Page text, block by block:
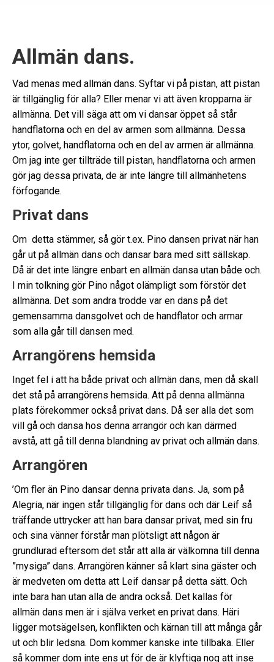
Allmän dans.
Vad menas med allmän dans. Syftar vi på pistan, att pistan
är tillgänglig för alla? Eller menar vi att även kropparna är
allmänna. Det vill säga att om vi dansar öppet så står
handflatorna och en del av armen som allmänna. Dessa
ytor, golvet, handflatorna och en del av armen är allmänna.
Om jag inte ger tillträde till pistan, handflatorna och armen
gör jag dessa privata, de är inte längre till allmänhetens
förfogande.
Privat dans
Om detta stämmer, så gör t.ex. Pino dansen privat när han
går ut på allmän dans och dansar bara med sitt sällskap.
Då är det inte längre enbart en allmän dansa utan både och.
I min tolkning gör Pino något olämpligt som förstör det
allmänna. Det som andra trodde var en dans på det
gemensamma dansgolvet och de handflator och armar
som alla går till dansen med.
Arrangörens hemsida
Inget fel i att ha både privat och allmän dans, men då skall
det stå på arrangörens hemsida. Att på denna allmänna
plats förekommer också privat dans. Då ser alla det som
vill gå och dansa hos denna arrangör och kan därmed
avstå, att gå till denna blandning av privat och allmän dans.
Arrangören
’Om fler än Pino dansar denna privata dans. Ja, som på
Alegria, när ingen står tillgänglig för dans och där Leif så
träffande uttrycker att han bara dansar privat, med sin fru
och sina vänner förstår man plötsligt att någon är
grundlurad eftersom det står att alla är välkomna till denna
”mysiga” dans. Arrangören känner så klart sina gäster och
är medveten om detta att Leif dansar på detta sätt. Och
inte bara han utan alla de andra också. Det kallas för
allmän dans men är i själva verket en privat dans. Häri
ligger motsägelsen, konflikten och kärnan till att många går
ut och blir ledsna. Dom kommer kanske inte tillbaka. Eller
så kommer dom inte ens ut för de är klyftiga nog att inse